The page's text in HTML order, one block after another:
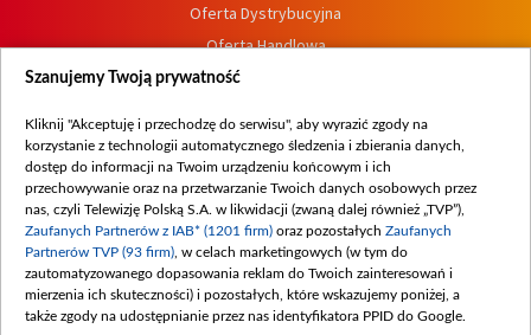
Oferta Dystrybucyjna
Oferta Handlowa
Dostępność
Procedura zgłoszeń wewnętrznych
Szanujemy Twoją prywatność
Kliknij "Akceptuję i przechodzę do serwisu", aby wyrazić zgody na
korzystanie z technologii automatycznego śledzenia i zbierania danych,
dostęp do informacji na Twoim urządzeniu końcowym i ich
przechowywanie oraz na przetwarzanie Twoich danych osobowych przez
nas, czyli Telewizję Polską S.A. w likwidacji (zwaną dalej również „TVP”),
Zaufanych Partnerów z IAB* (1201 firm) oraz pozostałych Zaufanych
Partnerów TVP (93 firm) , w celach marketingowych (w tym do
zautomatyzowanego dopasowania reklam do Twoich zainteresowań i
mierzenia ich skuteczności) i pozostałych, które wskazujemy poniżej, a
także zgody na udostępnianie przez nas identyfikatora PPID do Google.